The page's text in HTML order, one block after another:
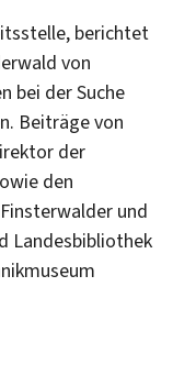
berichtet
von
bei der Suche
Beiträge von
der
den
und
Landesbibliothek